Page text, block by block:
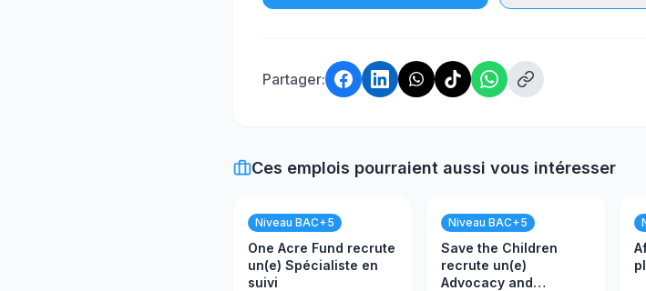
Partager:
Ces emplois pourraient aussi vous intéresser
Niveau BAC+5
One Acre Fund recrute
un(e) Spécialiste en
suivi
Niveau BAC+5
Save the Children
recrute un(e)
Advocacy and